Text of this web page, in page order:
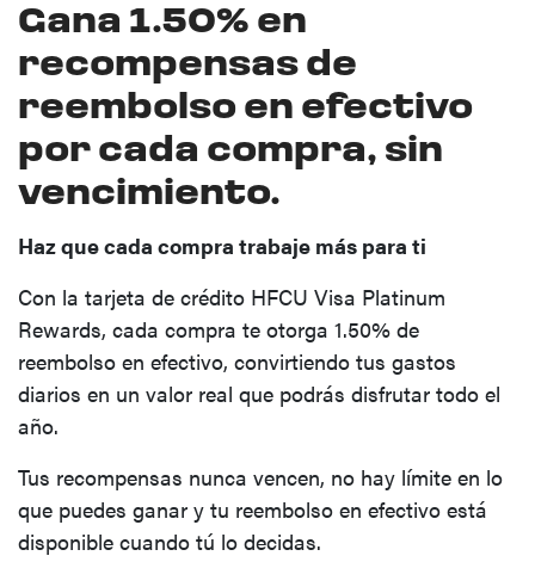
Gana 1.50% en
recompensas de
reembolso en efectivo
por cada compra, sin
vencimiento.
Haz que cada compra trabaje más para ti
Con la tarjeta de crédito HFCU Visa Platinum
Rewards, cada compra te otorga 1.50% de
reembolso en efectivo, convirtiendo tus gastos
diarios en un valor real que podrás disfrutar todo el
año.
Tus recompensas nunca vencen, no hay límite en lo
que puedes ganar y tu reembolso en efectivo está
disponible cuando tú lo decidas.